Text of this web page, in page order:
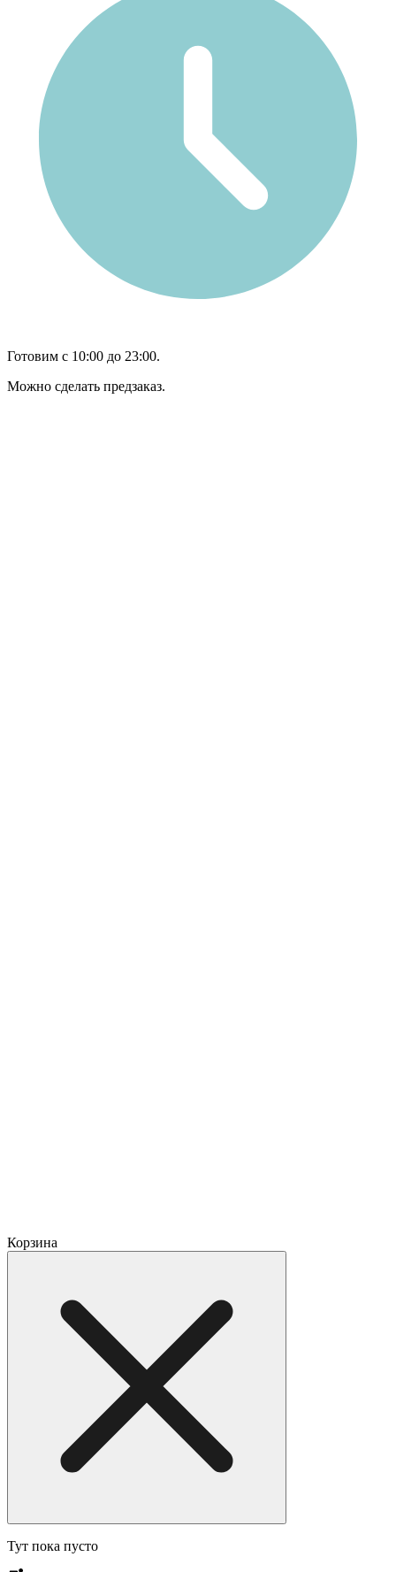
Готовим с 10:00 до 23:00.
Можно сделать предзаказ.
Корзина
Тут пока пусто